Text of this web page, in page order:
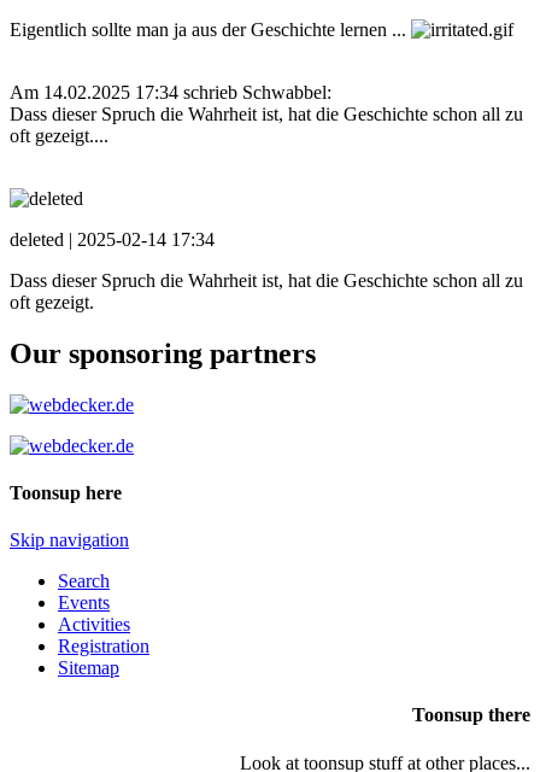
Eigentlich sollte man ja aus der Geschichte lernen ...
Am 14.02.2025 17:34 schrieb Schwabbel:
Dass dieser Spruch die Wahrheit ist, hat die Geschichte schon all zu
oft gezeigt....
deleted | 2025-02-14 17:34
Dass dieser Spruch die Wahrheit ist, hat die Geschichte schon all zu
oft gezeigt.
Our sponsoring partners
Toonsup here
Skip navigation
Search
Events
Activities
Registration
Sitemap
Toonsup there
Look at toonsup stuff at other places...